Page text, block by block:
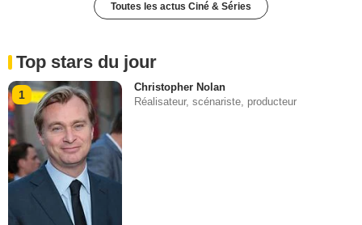
Toutes les actus Ciné & Séries
Top stars du jour
1
Christopher Nolan
Réalisateur, scénariste, producteur